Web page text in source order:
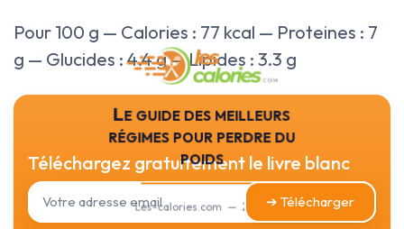
Pour 100 g — Calories : 77 kcal — Proteines : 7
g — Glucides : 4.4 g — Lipides : 3.3 g
Le guide des meilleurs
régimes pour perdre du
poids
Les-calories.com — 2026
Téléchargez gratuitement le livre blanc
➔ Télécharger